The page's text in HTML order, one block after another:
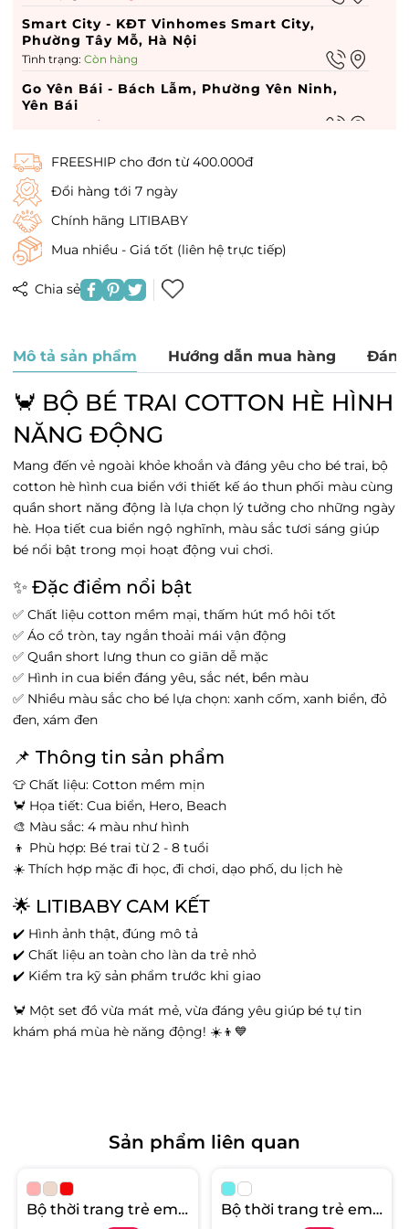
Smart City - KĐT Vinhomes Smart City,
Phường Tây Mỗ, Hà Nội
Tình trạng: Còn hàng
Go Yên Bái - Bách Lẫm, Phường Yên Ninh,
Yên Bái
Hết hàng
Go hà nam - 449 Điện Biên Phủ, Phường Lam
Hạ, Hà Nam
Tình trạng:Hết hàng
Vin Dĩ An - Vin Dĩ An, Phường Quang Trung,
Hà Nội
Tình trạng:Hết hàng
Times City - 458 P. Minh Khai, Phường Vĩnh
Tuy, Hà Nội
Royal City - 72A Đường Nguyễn Trãi, Phường
Thượng Đình, Hà Nội
Vincom 3 tháng 2 - Vincom 3 tháng 2,
Phường Cát Linh, Hà Nội
Còn hàng
satra - satra, Phường Văn Miếu, Hà Nội
Tình trạng: Hết hàng
Vin Hải Phòng Imperia - Vin Hải Phòng
Imperia, Phường Thượng Lý, Hải Phòng
Vin Thanh Hóa - 27 Đ. Trần Phú, Phường Điện
Biên, Thanh Hóa
Tình trạng: Hết hàng
Go Hưng yên - 204 Tô Hiệu, Phường Lê Lợi,
Hưng Yên
Tình trạng:Hết hàng
Vin Trần Duy Hưng - 19 Đường Trần Duy
Tình trạng:Hết hàng
Ocean Park 3 - Vincom Mega Mall Ocean City,
Xã Nghĩa Trụ, Hưng Yên
Tình trạng: Còn hàng
Vin Hạ Long - Cột đồng hồ, Phường Bạch
Đằng, Quảng Ninh
Văn Miếu, Hà Nội
Tình trạng: Còn hàng
Vin Hoà Bình - 332 Cù Chính Lan, Phường
Đồng Tiến, Hòa Bình
Tình trạng:
Thạch, Phường Kim Liên, Hà Nội
Còn hàng
Vin Đà Nẵng - Số 910A Ngô Quyền, Phường
An Hải Bắc, Đà Nẵng
Tình trạng: Còn hàng
FREESHIP cho đơn từ 400.000đ
Đổi hàng tới 7 ngày
Chính hãng LITIBABY
Mua nhiều - Giá tốt (liên hệ trực tiếp)
Chia sẻ
Mô tả sản phẩm Hướng dẫn mua hàng
🦀 BỘ BÉ TRAI COTTON HÈ HÌNH
NĂNG ĐỘNG
Mang đến vẻ ngoài khỏe khoắn và đáng yêu cho bé trai, bộ
cotton hè hình cua biển với thiết kế áo thun phối màu cùng
quần short năng động là lựa chọn lý tưởng cho những ngày
hè. Họa tiết cua biển ngộ nghĩnh, màu sắc tươi sáng giúp
bé nổi bật trong mọi hoạt động vui chơi.
✨ Đặc điểm nổi bật
✅ Chất liệu cotton mềm mại, thấm hút mồ hôi tốt
✅ Áo cổ tròn, tay ngắn thoải mái vận động
✅ Quần short lưng thun co giãn dễ mặc
✅ Hình in cua biển đáng yêu, sắc nét, bền màu
✅ Nhiều màu sắc cho bé lựa chọn: xanh cốm, xanh biển, đỏ
đen, xám đen
📌 Thông tin sản phẩm
👕 Chất liệu: Cotton mềm mịn
🦀 Họa tiết: Cua biển, Hero, Beach
🎨 Màu sắc: 4 màu như hình
👦 Phù hợp: Bé trai từ 2 - 8 tuổi
☀️ Thích hợp mặc đi học, đi chơi, dạo phố, du lịch hè
🌟 LITIBABY CAM KẾT
✔️ Hình ảnh thật, đúng mô tả
✔️ Chất liệu an toàn cho làn da trẻ nhỏ
✔️ Kiểm tra kỹ sản phẩm trước khi giao
🦀 Một set đồ vừa mát mẻ, vừa đáng yêu giúp bé tự tin
khám phá mùa hè năng động! ☀️👦💙
Sản phẩm liên quan
Bộ thời trang trẻ em -
Bộ thời trang trẻ em -